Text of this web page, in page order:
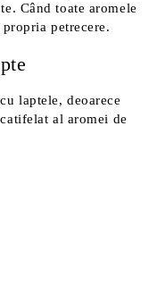
Când toate aromele
petrecere.
laptele, deoarece
al aromei de